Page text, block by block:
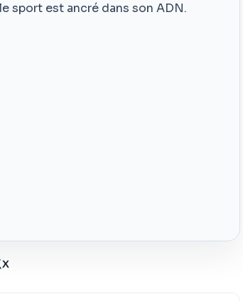
sport est ancré dans son ADN.
X